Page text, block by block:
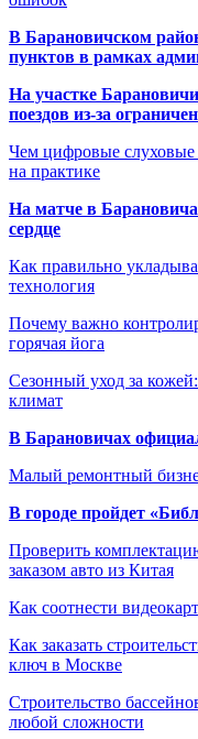
В Барановичском
пунктов в рамках
На участке
поездов из-за
Чем цифровые слуховые
на практике
На матче в
сердце
Как правильно
технология
Почему важно
горячая йога
Сезонный уход за
климат
В Барановичах
Малый ремонтный
В городе пройдет
Проверить
заказом авто из Китая
Как соотнести
Как заказать
ключ в Москве
Строительство
любой сложности